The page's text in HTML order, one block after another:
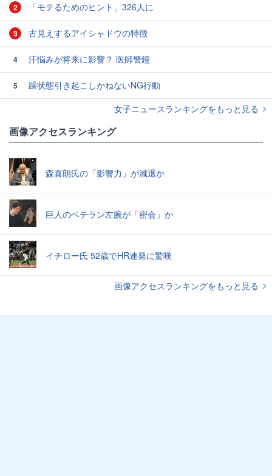
2 「モテるためのヒント」326人に
3 古見えするアイシャドウの特徴
4 汗悩みが将来に影響？ 医師警鐘
5
躁状態引き起こしかねないNG行動
女子ニュースランキングをもっと見る
画像アクセスランキング
森喜朗氏の「影響力」が減退か
巨人のベテラン左腕が「密会」か
イチロー氏 52歳でHR連発に驚嘆
画像アクセスランキングをもっと見る